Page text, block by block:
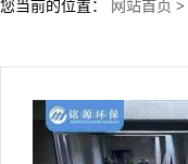
您当前的位置： 网站首页 >